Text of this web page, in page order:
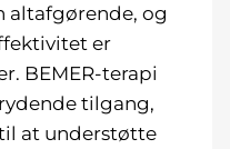
altafgørende, og
er
BEMER-terapi
tilgang,
at understøtte